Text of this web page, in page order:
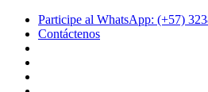
Participe al WhatsApp: (+57)
Contáctenos